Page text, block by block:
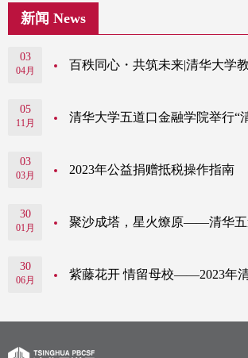
新闻 News
03
04月 百秩同心・共筑未来|清华大学教育基金会第五期“同道同
05
11月 清华大学五道口金融学院举行“清华大学杰峰金融
03
03月 2023年公益捐赠抵税操作指南
30
01月 聚沙成塔，星火燎原——清华五道口“文创星计划” 项目
30
06月 紫藤花开 情留母校——2023年清华五道